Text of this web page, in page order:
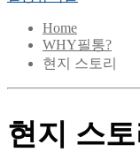
Home
WHY필통?
현지 스토리
현지 스토